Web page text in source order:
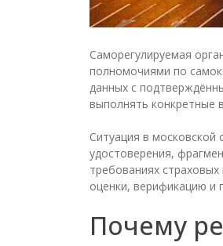
Саморегулируемая
полномочиями по
данных с
выполнять конкретные
Ситуация в московской
удостоверения,
требованиях
оценки, верификацию и
Почему